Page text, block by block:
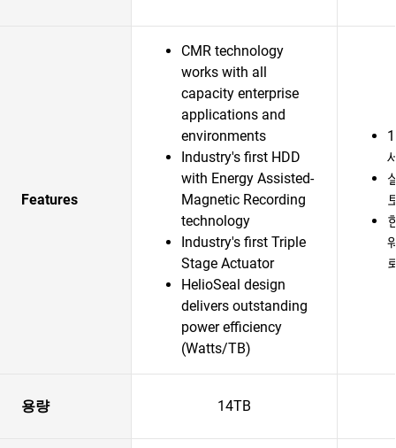
Features
CMR technology
works with all
capacity enterprise
applications and
environments
Industry's first HDD
with Energy Assisted-
Magnetic Recording
technology
Industry's first Triple
Stage Actuator
HelioSeal design
delivers outstanding
power efficiency
(Watts/TB)
용량 14TB